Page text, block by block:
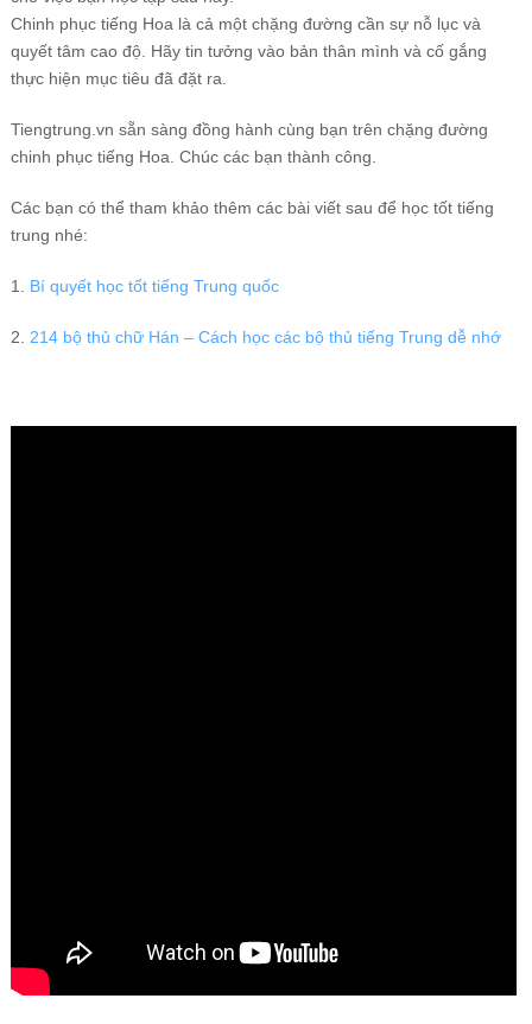
Chinh phục tiếng Hoa là cả một chặng đường cần sự nỗ lục và
quyết tâm cao độ. Hãy tin tưởng vào bản thân mình và cố gắng
thực hiện mục tiêu đã đặt ra.
Tiengtrung.vn sẵn sàng đồng hành cùng bạn trên chặng đường
chinh phục tiếng Hoa. Chúc các bạn thành công.
Các bạn có thể tham khảo thêm các bài viết sau để học tốt tiếng
trung nhé:
1. Bí quyết học tốt tiếng Trung quốc
2. 214 bộ thủ chữ Hán – Cách học các bộ thủ tiếng Trung dễ nhớ